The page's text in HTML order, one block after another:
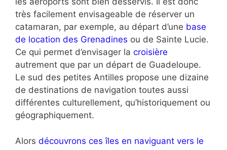
très facilement envisageable de réserver un
catamaran, par exemple, au départ d’une base
de location des Grenadines ou de Sainte Lucie.
Ce qui permet d’envisager la croisière
autrement que par un départ de Guadeloupe.
Le sud des petites Antilles propose une dizaine
de destinations de navigation toutes aussi
différentes culturellement, qu’historiquement ou
géographiquement.
Alors découvrons ces îles en naviguant vers le